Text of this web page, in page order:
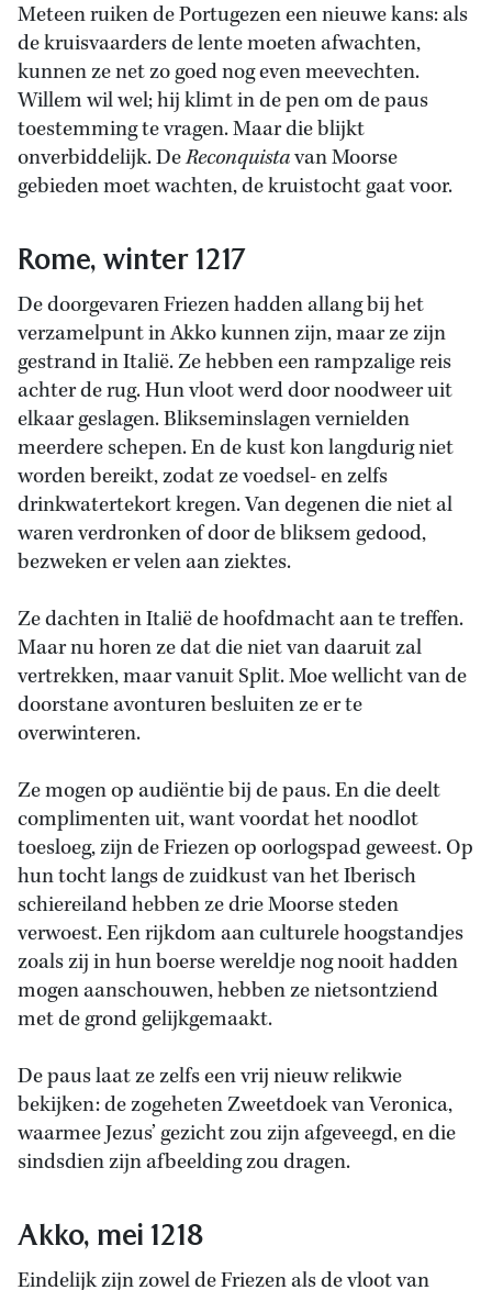
Meteen ruiken de Portugezen een nieuwe kans: als
de kruisvaarders de lente moeten afwachten,
kunnen ze net zo goed nog even meevechten.
Willem wil wel; hij klimt in de pen om de paus
toestemming te vragen. Maar die blijkt
onverbiddelijk. DeReconquistavan Moorse
gebieden moet wachten, de kruistocht gaat voor.
Rome, winter 1217
De doorgevaren Friezen hadden allang bij het
verzamelpunt in Akko kunnen zijn, maar ze zijn
gestrand in Italië. Ze hebben een rampzalige reis
achter de rug. Hun vloot werd door noodweer uit
elkaar geslagen. Blikseminslagen vernielden
meerdere schepen. En de kust kon langdurig niet
worden bereikt, zodat ze voedsel- en zelfs
drinkwatertekort kregen. Van degenen die niet al
waren verdronken of door de bliksem gedood,
bezweken er velen aan ziektes.
Ze dachten in Italië de hoofdmacht aan te treffen.
Maar nu horen ze dat die niet van daaruit zal
vertrekken, maar vanuit Split. Moe wellicht van de
doorstane avonturen besluiten ze er te
overwinteren.
Ze mogen op audiëntie bij de paus. En die deelt
complimenten uit, want voordat het noodlot
toesloeg, zijn de Friezen op oorlogspad geweest. Op
hun tocht langs de zuidkust van het Iberisch
schiereiland hebben ze drie Moorse steden
verwoest. Een rijkdom aan culturele hoogstandjes
zoals zij in hun boerse wereldje nog nooit hadden
mogen aanschouwen, hebben ze nietsontziend
met de grond gelijkgemaakt.
De paus laat ze zelfs een vrij nieuw relikwie
bekijken: de zogeheten Zweetdoek van Veronica,
waarmee Jezus’ gezicht zou zijn afgeveegd, en die
sindsdien zijn afbeelding zou dragen.
Akko, mei 1218
Eindelijk zijn zowel de Friezen als de vloot van